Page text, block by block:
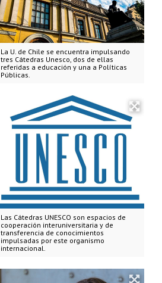
La U. de Chile se encuentra impulsando
tres Cátedras Unesco, dos de ellas
referidas a educación y una a Políticas
Públicas.
Las Cátedras UNESCO son espacios de
cooperación interuniversitaria y de
transferencia de conocimientos
impulsadas por este organismo
internacional.